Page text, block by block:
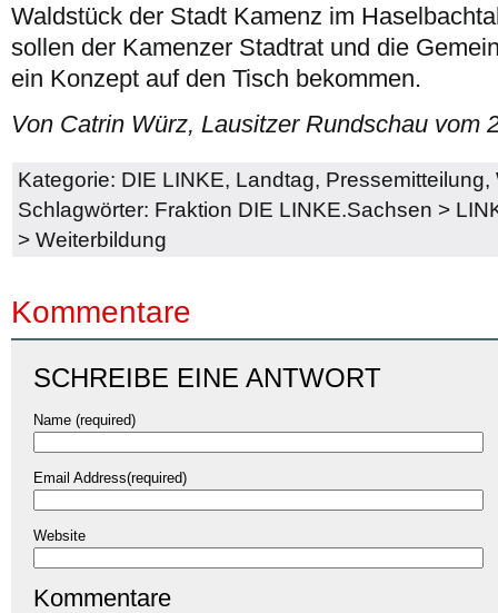
Waldstück der Stadt Kamenz im
sollen der Kamenzer Stadtrat und die
ein Konzept auf den Tisch bekommen.
Von Catrin Würz, Lausitzer Rundschau vom
Kategorie: DIE LINKE, Landtag, Pressemitteilung,
Schlagwörter: Fraktion DIE LINKE.Sachsen >
> Weiterbildung
Kommentare
SCHREIBE EINE ANTWORT
Name (required)
Email Address(required)
Website
Kommentare